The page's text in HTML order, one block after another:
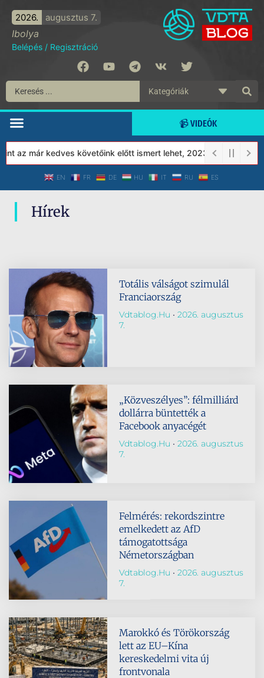
2026. augusztus 7.
Ibolya
Belépés / Regisztráció
📹 VIDEÓK
az már kedves követőink előtt ismert lehet, 2023-tól a Védett
EN FR DE HU IT RU ES
Hírek
Totális válságot szimulál
Franciaország
Vdtablog.hu
2026. augusztus
7.
„Közveszélyes”: félmilliárd
dollárra büntették a
Facebook anyacégét
Vdtablog.hu
2026. augusztus
7.
Felmérés: rekordszintre
emelkedett az AfD
támogatottsága
Németországban
Vdtablog.hu
2026. augusztus
7.
Marokkó és Törökország
lett az EU–Kína
kereskedelmi vita új
frontvonala